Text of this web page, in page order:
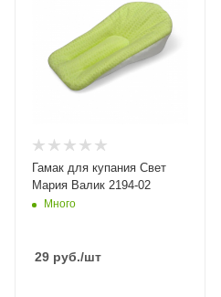
Гамак для купания Свет
Мария Валик 2194-02
Много
29 руб./шт